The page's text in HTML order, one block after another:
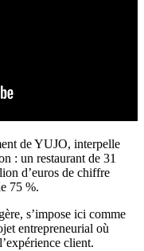
de YUJO, interpelle
: un restaurant de 31
d’euros de chiffre
75 %.
s’impose ici comme
entrepreneurial où
client.